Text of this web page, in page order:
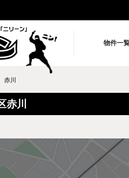
物件一
赤川
赤川